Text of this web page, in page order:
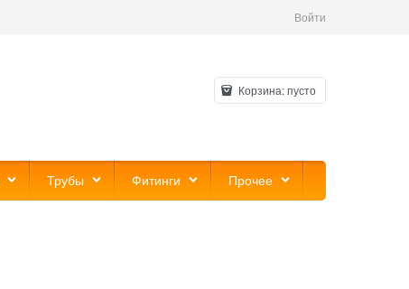
Войти
Корзина:пусто
Трубы Фитинги Прочее